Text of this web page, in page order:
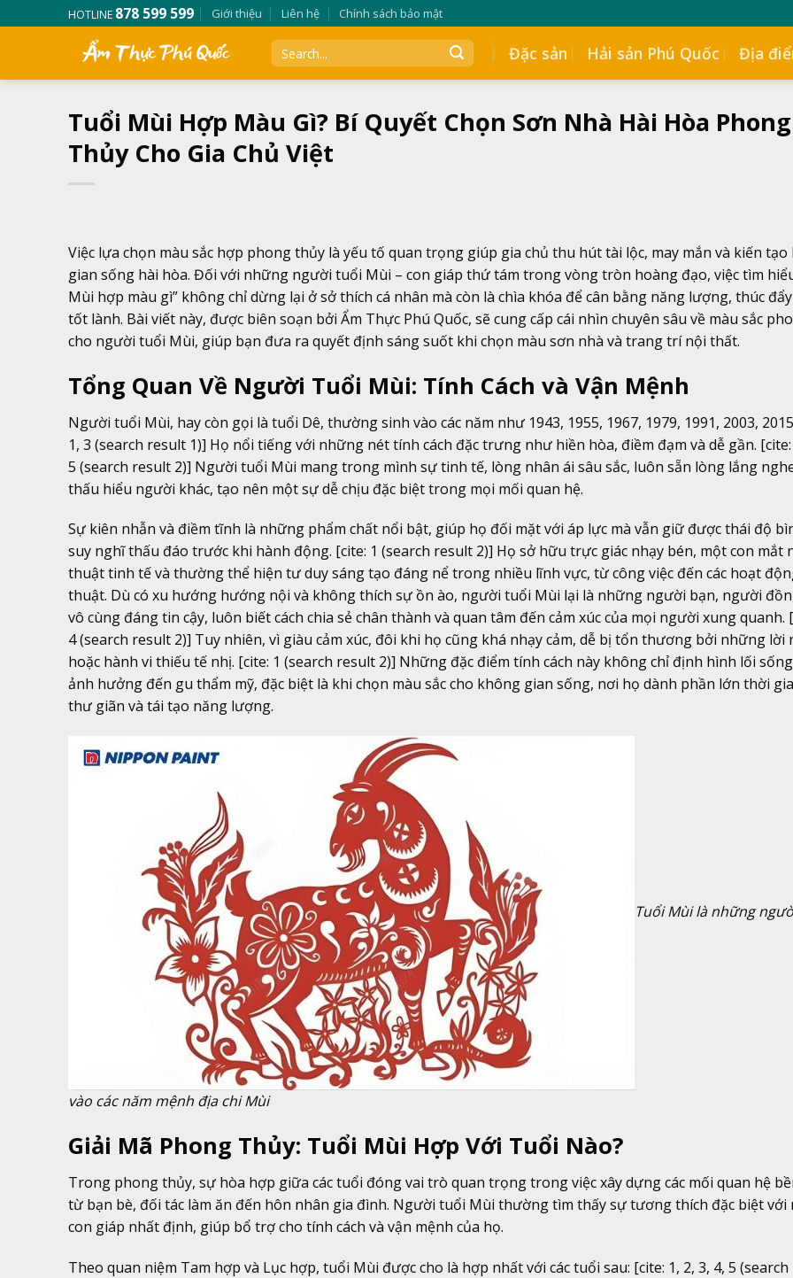
to
HOTLINE 878 599 599 Giới thiệu Liên hệ Chính sách bảo mật
Đặc sản Hải sản Phú Quốc Địa
Tuổi Mùi Hợp Màu Gì? Bí Quyết Chọn Sơn Nhà Hài Hòa Phong
Thủy Cho Gia Chủ Việt
Việc lựa chọn màu sắc hợp phong thủy là yếu tố quan trọng giúp gia chủ thu hút tài lộc, may mắn và kiến
gian sống hài hòa. Đối với những người tuổi Mùi – con giáp thứ tám trong vòng tròn hoàng đạo, việc tìm
Mùi hợp màu gì” không chỉ dừng lại ở sở thích cá nhân mà còn là chìa khóa để cân bằng năng lượng, thúc
tốt lành. Bài viết này, được biên soạn bởi Ẩm Thực Phú Quốc, sẽ cung cấp cái nhìn chuyên sâu về màu sắc
cho người tuổi Mùi, giúp bạn đưa ra quyết định sáng suốt khi chọn màu sơn nhà và trang trí nội thất.
Tổng Quan Về Người Tuổi Mùi: Tính Cách và Vận Mệnh
Người tuổi Mùi, hay còn gọi là tuổi Dê, thường sinh vào các năm như 1943, 1955, 1967, 1979, 1991, 2003,
1, 3 (search result 1)] Họ nổi tiếng với những nét tính cách đặc trưng như hiền hòa, điềm đạm và dễ gần. [cite:
5 (search result 2)] Người tuổi Mùi mang trong mình sự tinh tế, lòng nhân ái sâu sắc, luôn sẵn lòng lắng
thấu hiểu người khác, tạo nên một sự dễ chịu đặc biệt trong mọi mối quan hệ.
Sự kiên nhẫn và điềm tĩnh là những phẩm chất nổi bật, giúp họ đối mặt với áp lực mà vẫn giữ được thái độ
suy nghĩ thấu đáo trước khi hành động. [cite: 1 (search result 2)] Họ sở hữu trực giác nhạy bén, một con mắt
thuật tinh tế và thường thể hiện tư duy sáng tạo đáng nể trong nhiều lĩnh vực, từ công việc đến các hoạt
thuật. Dù có xu hướng hướng nội và không thích sự ồn ào, người tuổi Mùi lại là những người bạn, người
vô cùng đáng tin cậy, luôn biết cách chia sẻ chân thành và quan tâm đến cảm xúc của mọi người xung quanh.
4 (search result 2)] Tuy nhiên, vì giàu cảm xúc, đôi khi họ cũng khá nhạy cảm, dễ bị tổn thương bởi những lời
hoặc hành vi thiếu tế nhị. [cite: 1 (search result 2)] Những đặc điểm tính cách này không chỉ định hình lối
ảnh hưởng đến gu thẩm mỹ, đặc biệt là khi chọn màu sắc cho không gian sống, nơi họ dành phần lớn thời
thư giãn và tái tạo năng lượng.
Tuổi Mùi là những
vào các năm mệnh địa chi Mùi
Giải Mã Phong Thủy: Tuổi Mùi Hợp Với Tuổi Nào?
Trong phong thủy, sự hòa hợp giữa các tuổi đóng vai trò quan trọng trong việc xây dựng các mối quan hệ
từ bạn bè, đối tác làm ăn đến hôn nhân gia đình. Người tuổi Mùi thường tìm thấy sự tương thích đặc biệt với
con giáp nhất định, giúp bổ trợ cho tính cách và vận mệnh của họ.
Theo quan niệm Tam hợp và Lục hợp, tuổi Mùi được cho là hợp nhất với các tuổi sau: [cite: 1, 2, 3, 4, 5